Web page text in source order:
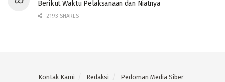
Berikut Waktu Pelaksanaan dan Niatnya
2193 SHARES
Kontak Kami Redaksi Pedoman Media Siber